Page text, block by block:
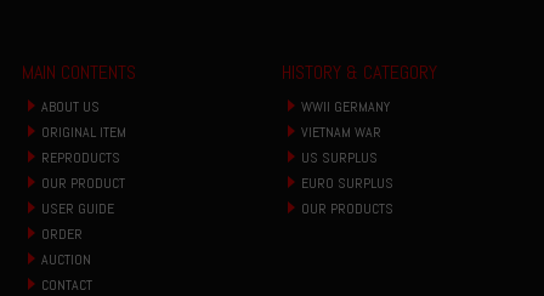
MAIN CONTENTS
ABOUT US
ORIGINAL ITEM
REPRODUCTS
OUR PRODUCT
USER GUIDE
ORDER
AUCTION
CONTACT
HISTORY & CATEGORY
WWII GERMANY
VIETNAM WAR
US SURPLUS
EURO SURPLUS
OUR PRODUCTS